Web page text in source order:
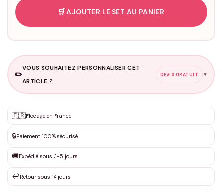
🛒 AJOUTER LE SET AU PANIER
✏️
VOUS SOUHAITEZ PERSONNALISER CET
ARTICLE ?
DEVIS GRATUIT ▼
✨ Personnalisation sur mesure
DEVIS GRATUIT · Personnalisation de 3 à 10€ selon la demande
Que souhaitez-vous ?*
Votre texte / idée*
🇫🇷Flocage en France
🔒Paiement 100% sécurisé
🚚Expédié sous 3-5 jours
↩️Retour sous 14 jours